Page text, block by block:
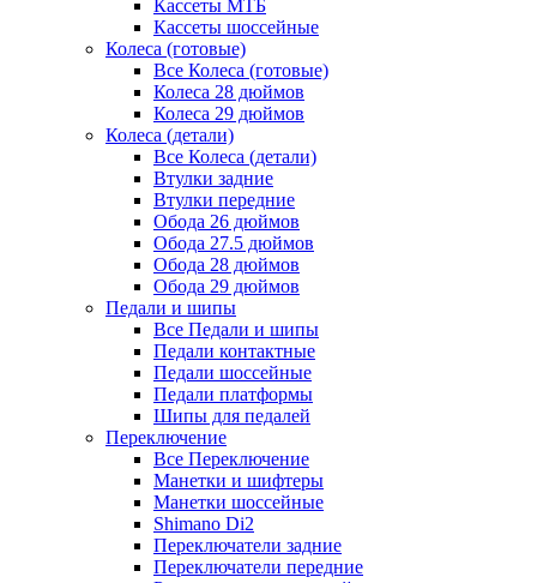
Кассеты МТБ
Кассеты шоссейные
Колеса (готовые)
Все Колеса (готовые)
Колеса 28 дюймов
Колеса 29 дюймов
Колеса (детали)
Все Колеса (детали)
Втулки задние
Втулки передние
Обода 26 дюймов
Обода 27.5 дюймов
Обода 28 дюймов
Обода 29 дюймов
Педали и шипы
Все Педали и шипы
Педали контактные
Педали шоссейные
Педали платформы
Шипы для педалей
Переключение
Все Переключение
Манетки и шифтеры
Манетки шоссейные
Shimano Di2
Переключатели задние
Переключатели передние